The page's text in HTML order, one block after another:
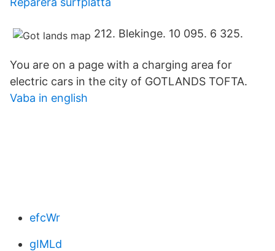
212. Blekinge. 10 095. 6 325.
You are on a page with a charging area for
electric cars in the city of GOTLANDS TOFTA.
Vaba in english
efcWr
gIMLd